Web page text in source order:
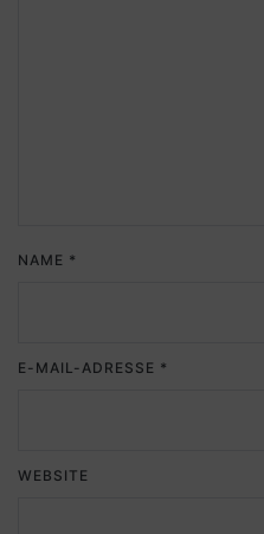
NAME *
E-MAIL-ADRESSE *
WEBSITE